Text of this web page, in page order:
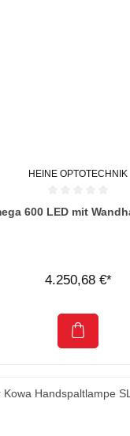
HEINE OPTOTECHNIK
Bewertung von 0
600 LED mit
4.250,68 €*